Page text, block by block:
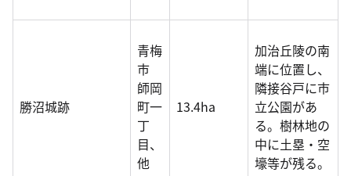
勝沼城跡
青梅
市
師岡
町一
丁
目、
他
13.4ha
加治丘陵の南
端に位置し、
隣接谷戸に市
立公園があ
る。樹林地の
中に土塁・空
壕等が残る。